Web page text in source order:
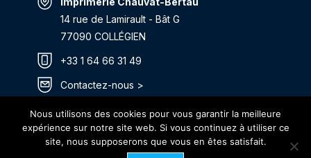
14 rue de Lamirault - Bât G
77090 COLLÉGIEN
+33 1 64 66 31 49
Contactez-nous >
Itinéraire >
Nous utilisons des cookies pour vous garantir la meilleure
expérience sur notre site web. Si vous continuez à utiliser ce
site, nous supposerons que vous en êtes satisfait.